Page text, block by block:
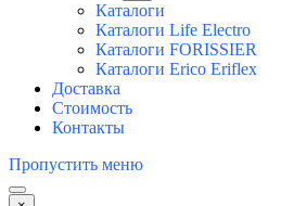
Каталоги
Каталоги Life Electro
Каталоги FORISSIER
Каталоги Erico Eriflex
Доставка
Стоимость
Контакты
Пропустить меню